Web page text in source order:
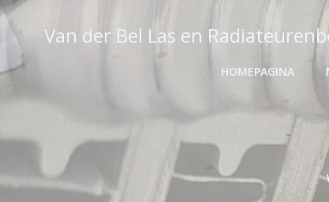
Ga
naar
inhoud
Van der Bel Las en
HOMEPAGINA